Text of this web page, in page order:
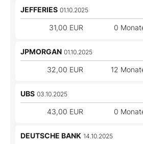
JEFFERIES 01.10.2025
31,00 EUR 0
JPMORGAN 01.10.2025
32,00 EUR 12
UBS 03.10.2025
43,00 EUR 0
DEUTSCHE BANK 14.10.2025